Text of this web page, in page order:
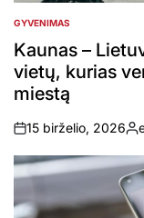
POSTED
IN
GYVENIMAS
Kaunas –
vietų, kurias
miestą
on
15 birželio, 2026
by